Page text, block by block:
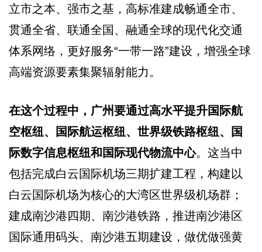
立市之本、强市之基，高标准建成畅通全市、
贯通全省、联通全国、融通全球的现代化交通
体系网络，更好服务“一带一路”建设，增强全球
高端资源要素集聚辐射能力。
在这个过程中，广州要通过高水平提升国际航
空枢纽、国际航运枢纽、世界级铁路枢纽、国
际数字信息枢纽和国际现代物流中心。这当中
包括完成白云国际机场三期扩建工程，构建以
白云国际机场为核心的大湾区世界级机场群；
建成南沙港四期、南沙港铁路，推进南沙港区
国际通用码头、南沙港五期建设，做优做强黄